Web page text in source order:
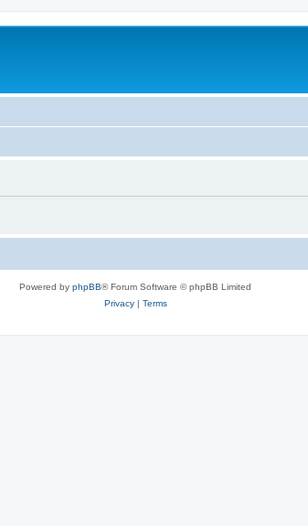
Powered by phpBB® Forum Software © phpBB Limited
Privacy| Terms